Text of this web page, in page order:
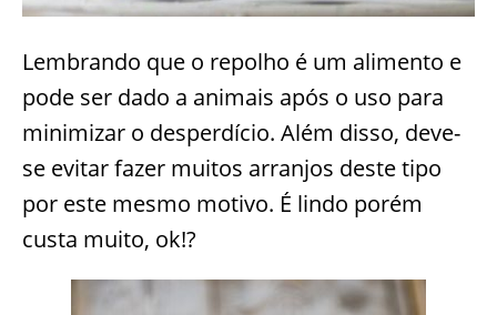
Lembrando que o repolho é um alimento e
pode ser dado a animais após o uso para
minimizar o desperdício. Além disso, deve-
se evitar fazer muitos arranjos deste tipo
por este mesmo motivo. É lindo porém
custa muito, ok!?